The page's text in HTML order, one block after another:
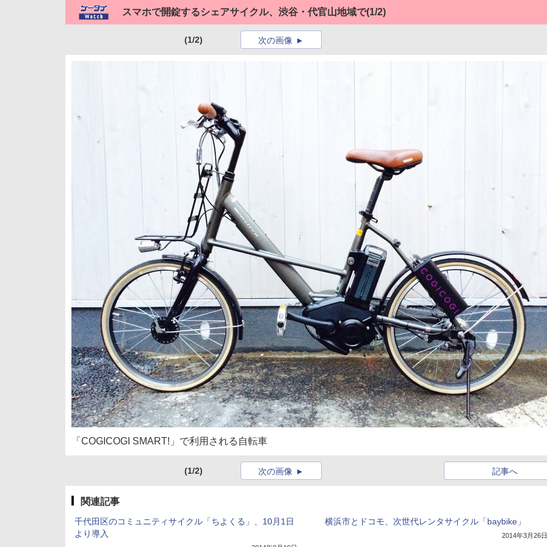
スマホで開錠するシェアサイクル、渋谷・代官山地域で(1/2)
(1/2) 次の画像
「COGICOGI SMART!」で利用される自転車
(1/2) 記事へ
次の画像
関連記事
千代田区のコミュニティサイクル「ちよくる」、10月1日
より導入
横浜市とドコモ、次世代レンタサイクル「baybike」
2014年3月26日